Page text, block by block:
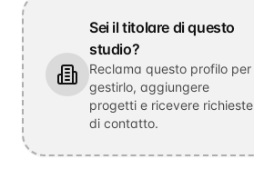
Sei il titolare di questo
studio?
Reclama questo profilo per
gestirlo, aggiungere
progetti e ricevere richieste
di contatto.